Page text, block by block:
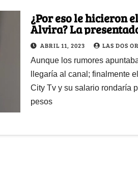
¿Por eso le hicieron
Alvira? La
más barata a RCN
ABRIL 11, 2023 LAS DOS
Aunque los rumores
llegaría al canal; finalmente
City Tv y su salario rondaría
pesos